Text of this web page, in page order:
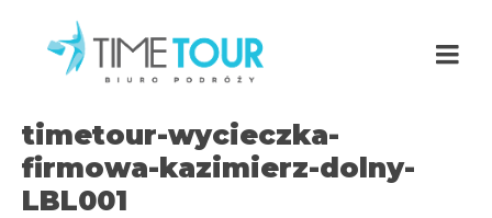
timetour-wycieczka-
firmowa-kazimierz-dolny-
LBL001